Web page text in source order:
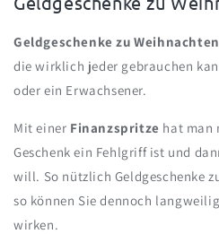
t
e
g
o
i
e
:
Geldgeschenke zu Weihnachten
die wirklich jeder gebrauchen
oder ein Erwachsener.
Mit einer Finanzspritze hat man
Geschenk ein Fehlgriff ist und
will. So nützlich Geldgeschenke
so können Sie dennoch
wirken.